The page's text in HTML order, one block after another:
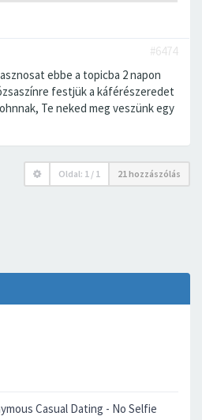
Casual Dating - No Selfie
#6474
ebbe a topicba 2 napon
festjük a káférészeredet
Te neked meg veszünk egy
Oldal: 1 / 1 21 hozzászólás